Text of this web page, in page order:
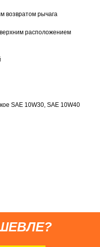
возвратом рычага
расположением
SAE 10W30, SAE 10W40